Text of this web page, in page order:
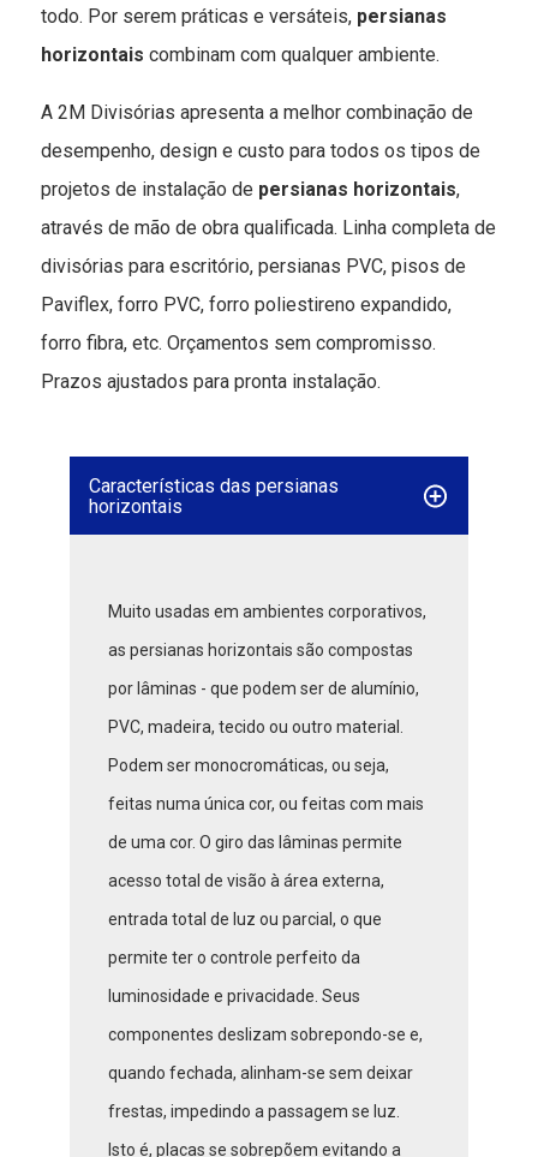
todo. Por serem práticas e versáteis, persianas
horizontais combinam com qualquer ambiente.
A 2M Divisórias apresenta a melhor combinação de
desempenho, design e custo para todos os tipos de
projetos de instalação de persianas horizontais,
através de mão de obra qualificada. Linha completa de
divisórias para escritório, persianas PVC, pisos de
Paviflex, forro PVC, forro poliestireno expandido,
forro fibra, etc. Orçamentos sem compromisso.
Prazos ajustados para pronta instalação.
Características das persianas
horizontais
Muito usadas em ambientes corporativos,
as persianas horizontais são compostas
por lâminas - que podem ser de alumínio,
PVC, madeira, tecido ou outro material.
Podem ser monocromáticas, ou seja,
feitas numa única cor, ou feitas com mais
de uma cor. O giro das lâminas permite
acesso total de visão à área externa,
entrada total de luz ou parcial, o que
permite ter o controle perfeito da
luminosidade e privacidade. Seus
componentes deslizam sobrepondo-se e,
quando fechada, alinham-se sem deixar
frestas, impedindo a passagem se luz.
Isto é, placas se sobrepõem evitando a